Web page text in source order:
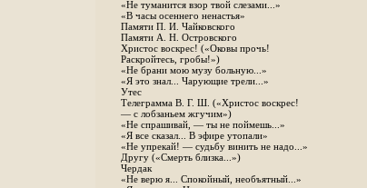
«Не туманится взор твой слезами...»
«В часы осеннего ненастья»
Памяти П. И. Чайковского
Памяти А. Н. Островского
Христос воскрес! («Оковы прочь!
Раскройтесь, гробы!»)
«Не брани мою музу больную...»
«Я это знал... Чарующие трели...»
Утес
Телеграмма В. Г. Ш. («Христос воскрес!
— с лобзаньем жгучим»)
«Не спрашивай, — ты не поймешь...»
«Я все сказал... В эфире утопали»
«Не упрекай! — судьбу винить не надо...»
Другу («Смерть близка...»)
Чердак
«Не верю я... Спокойный, необъятный...»